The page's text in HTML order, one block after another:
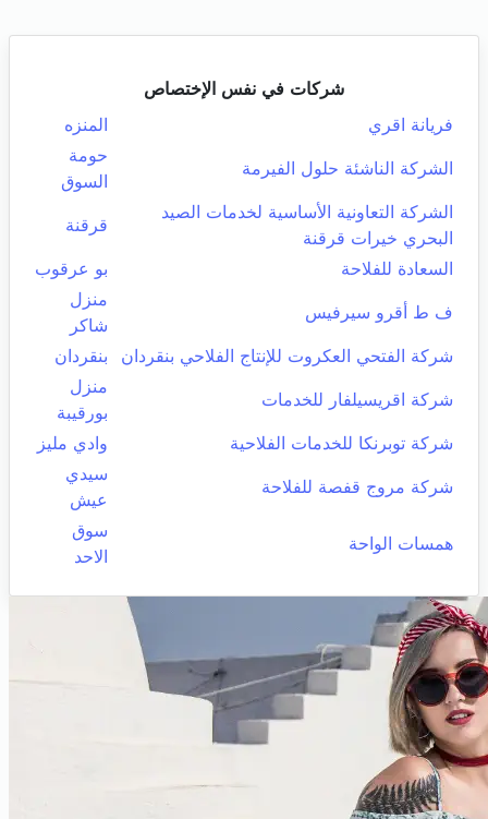
شركات في نفس الإختصاص
فريانة اقري
المنزه
الشركة الناشئة حلول الفيرمة
حومة
السوق
الشركة التعاونية الأساسية لخدمات الصيد
البحري خيرات قرقنة
قرقنة
السعادة للفلاحة بو عرقوب
ف ط أقرو سيرفيس
منزل
شاكر
شركة الفتحي العكروت للإنتاج الفلاحي بنقردان
بنقردان
شركة اقريسيلفار للخدمات
منزل
بورقيبة
شركة توبرنكا للخدمات الفلاحية
وادي مليز
شركة مروج قفصة للفلاحة
سيدي
عيش
همسات الواحة
سوق
الاحد